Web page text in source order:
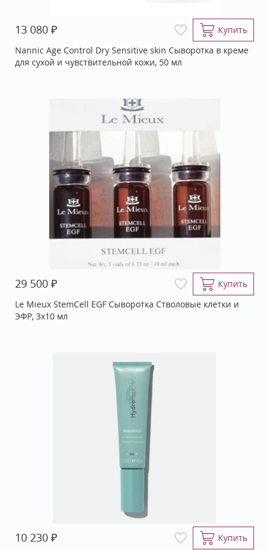
13 080 ₽
Купить
Nannic Age Control Dry Sensitive skin Сыворотка в креме
для сухой и чувствительной кожи, 50 мл
29 500 ₽
Купить
Le Mieux StemCell EGF Сыворотка Стволовые клетки и
ЭФР, 3х10 мл
10 230 ₽
Купить